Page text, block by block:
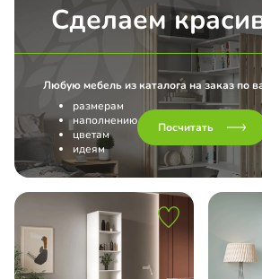
Сделаем
Любую мебель из каталога на заказ по
размерам
наполнению
цветам
идеям
Посчитать